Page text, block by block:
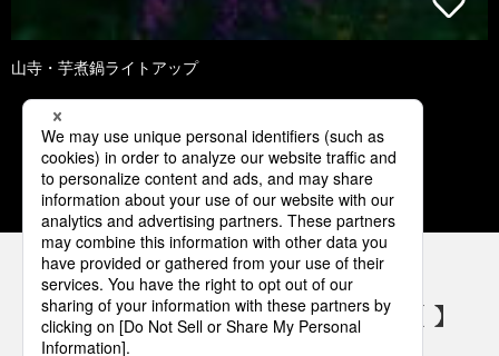
山寺・芋煮鍋ライトアップ
1 2 3 4 5
パナソニックの電気設備 SNSアカウント